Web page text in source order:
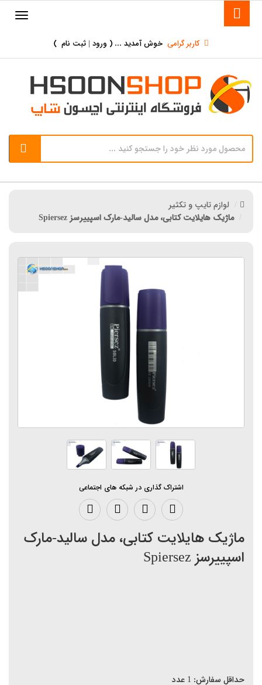
کاربر گرامی خوش آمدید ... ( ورود | ثبت نام )
لوازم تایپ و تکثیر
ماژیک هایلایت کتابی، مدل سالید-مارک اسپییرسز Spiersez
اشتراک گذاری در شبکه های اجتماعی
ماژیک هایلایت کتابی، مدل سالید-مارک
اسپییرسز Spiersez
حداقل سفارش: 1 عدد